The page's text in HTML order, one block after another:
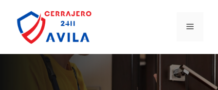
contenido
MENÚ